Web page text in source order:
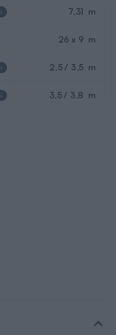
7,31 m
26 x 9 m
2,5 / 3,5 m
3,5 / 3,8 m